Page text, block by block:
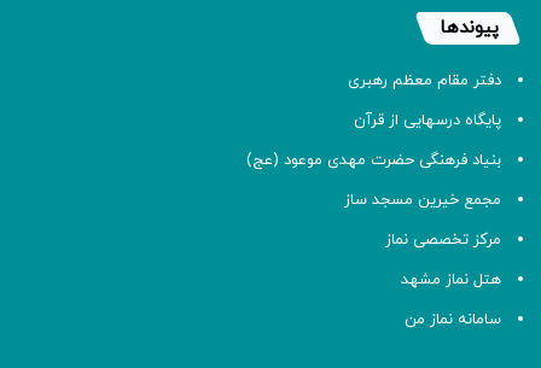
پیوندها
دفتر مقام معظم رهبری
پایگاه درسهایی از قرآن
بنیاد فرهنگی حضرت مهدی موعود (عج)
مجمع خیرین مسجد ساز
مرکز تخصصی نماز
هتل نماز مشهد
سامانه نماز من